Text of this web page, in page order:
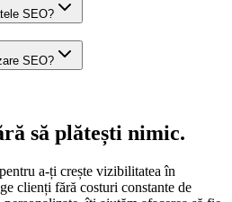
SEO?
SEO?
să plătești nimic.
a-ți crește vizibilitatea în
clienți fără costuri constante de